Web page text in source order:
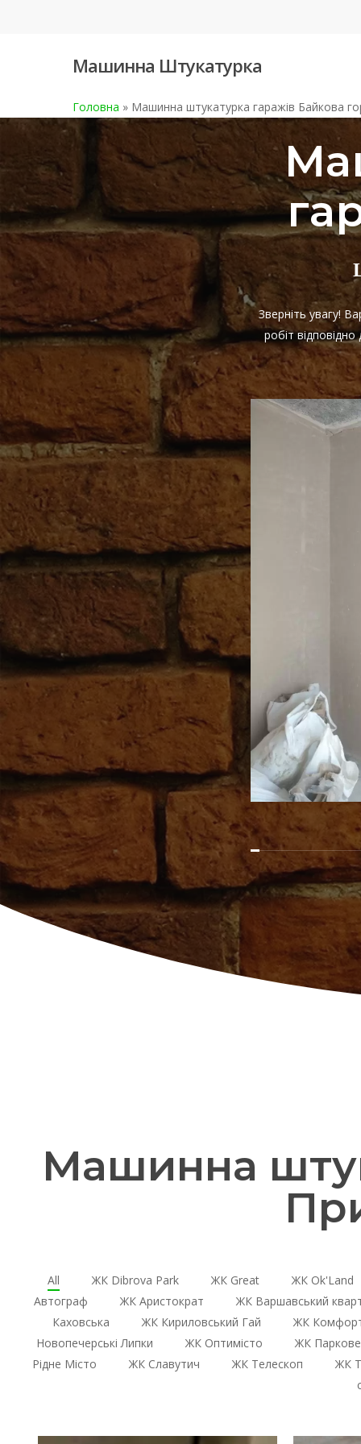
Машинна Штукатурка
Головна » Машинна штукатурка гаражів Байкова
Зверніть увагу!
робіт
Машинна
All ЖК Dibrova Park ЖК Great ЖК Ok'Land
Автограф
ЖК Аристократ ЖК Варшавський
Каховська
ЖК Кириловський Гай ЖК
Новопечерські Липки
ЖК Оптимісто ЖК
Рідне Місто
ЖК Славутич ЖК Телескоп ЖК